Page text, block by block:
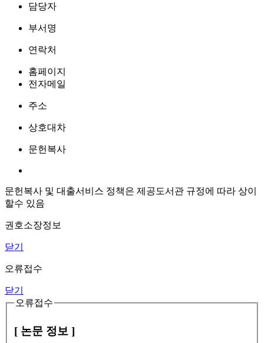
담당자
부서명
연락처
홈페이지
전자메일
주소
상호대차
문헌복사
문헌복사 및 대출서비스 정책은 제공도서관 규정에 따라 상이
할수 있음
권호소장정보
닫기
오류접수
닫기
오류접수
[ 논문 정보 ]